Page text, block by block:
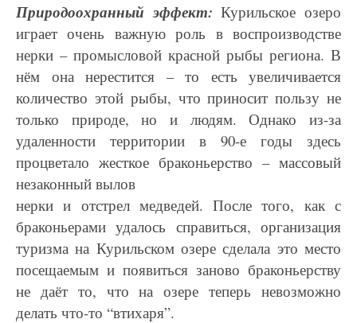
Природоохранный эффект: Курильское озеро
играет очень важную роль в воспроизводстве
нерки – промысловой красной рыбы региона. В
нём она нерестится – то есть увеличивается
количество этой рыбы, что приносит пользу не
только природе, но и людям. Однако из-за
удаленности территории в 90-е годы здесь
процветало жесткое браконьерство – массовый
незаконный вылов
нерки и отстрел медведей. После того, как с
браконьерами удалось справиться, организация
туризма на Курильском озере сделала это место
посещаемым и появиться заново браконьерству
не даёт то, что на озере теперь невозможно
делать что-то “втихаря”.